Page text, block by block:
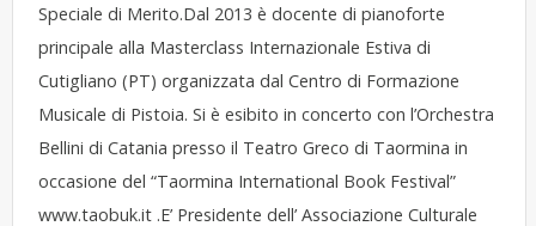
Speciale di Merito.Dal 2013 è docente di pianoforte
principale alla Masterclass Internazionale Estiva di
Cutigliano (PT) organizzata dal Centro di Formazione
Musicale di Pistoia. Si è esibito in concerto con l’Orchestra
Bellini di Catania presso il Teatro Greco di Taormina in
occasione del “Taormina International Book Festival”
www.taobuk.it .E’ Presidente dell’ Associazione Culturale